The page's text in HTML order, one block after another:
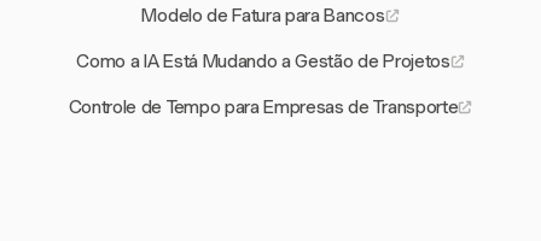
Modelo de Fatura para Bancos
Como a IA Está Mudando a Gestão de Projetos
Controle de Tempo para Empresas de Transporte